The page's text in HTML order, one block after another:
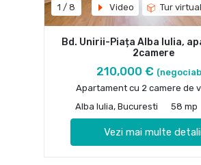
1 / 8 Video Tur virtual
Bd. Unirii-Piața Alba Iulia,
2camere
210,000 €
Apartament cu 2 camere de
Alba Iulia, Bucuresti
58 mp
Vezi mai multe